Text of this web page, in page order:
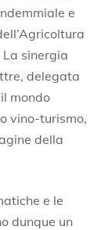
e
sinergia
delegata
mondo
vino-turismo,
della
e le
dunque un